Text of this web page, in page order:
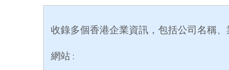
收錄多個香港企業資訊，包括公司名稱、
網站 :